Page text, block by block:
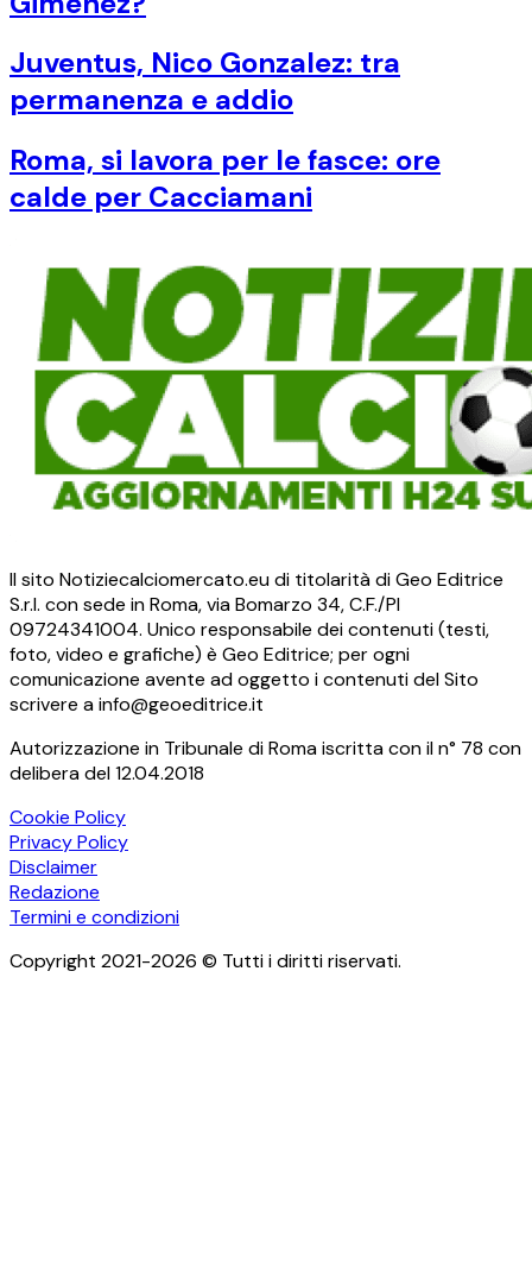
Juventus, Nico Gonzalez: tra
permanenza e addio
Roma, si lavora per le fasce: ore
calde per Cacciamani
Il sito Notiziecalciomercato.eu di titolarità di Geo Editrice
S.r.l. con sede in Roma, via Bomarzo 34, C.F./PI
09724341004. Unico responsabile dei contenuti (testi,
foto, video e grafiche) è Geo Editrice; per ogni
comunicazione avente ad oggetto i contenuti del Sito
scrivere a info@geoeditrice.it
Autorizzazione in Tribunale di Roma iscritta con il n° 78 con
delibera del 12.04.2018
Cookie Policy
Privacy Policy
Disclaimer
Redazione
Termini e condizioni
Copyright 2021-2026 © Tutti i diritti riservati.